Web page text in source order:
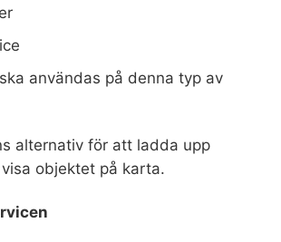
användas på denna typ av
alternativ för att ladda upp
objektet på karta.